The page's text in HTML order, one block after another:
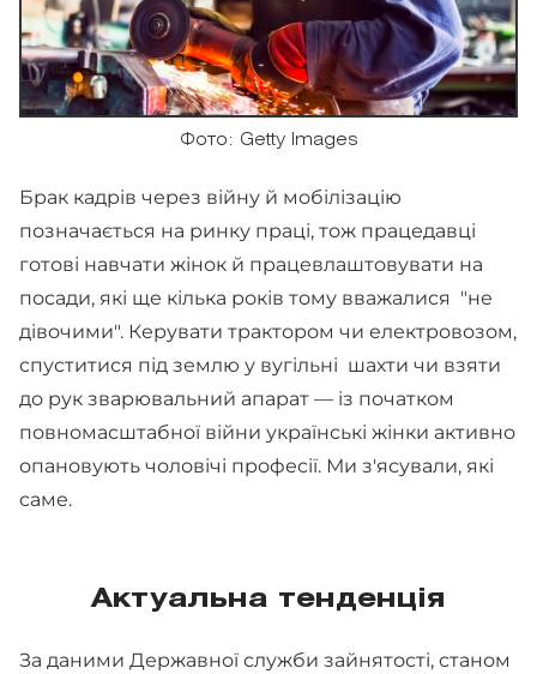
Фото: Getty Images
Брак кадрів через війну й мобілізацію
позначається на ринку праці, тож працедавці
готові навчати жінок й працевлаштовувати на
посади, які ще кілька років тому вважалися "не
дівочими". Керувати трактором чи електровозом,
спуститися під землю у вугільні шахти чи взяти
до рук зварювальний апарат — із початком
повномасштабної війни українські жінки активно
опановують чоловічі професії. Ми з'ясували, які
саме.
Актуальна тенденція
За даними Державної служби зайнятості, станом